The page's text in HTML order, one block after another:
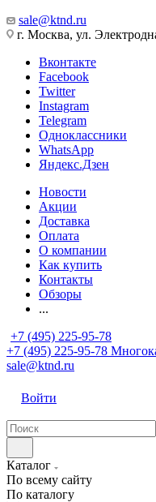
sale@ktnd.ru
г. Москва, ул.
Вконтакте
Facebook
Twitter
Instagram
Telegram
Одноклассники
WhatsApp
Яндекс.Дзен
Новости
Акции
Доставка
Оплата
О компании
Как купить
Контакты
Обзоры
...
+7 (495) 225-95-78
+7 (495) 225-95-78
sale@ktnd.ru
Войти
Каталог
По всему сайту
По каталогу